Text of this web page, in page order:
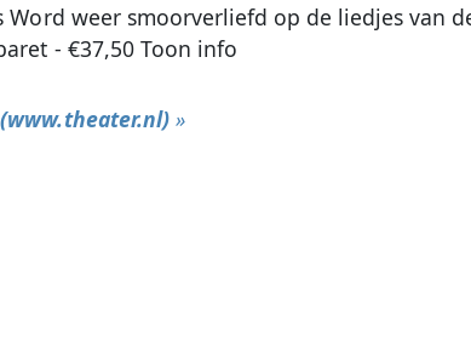
Word weer smoorverliefd op de liedjes van
- €37,50 Toon info
»